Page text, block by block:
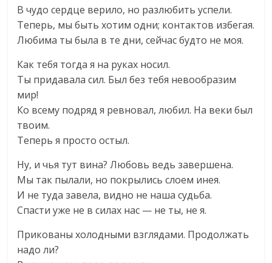
В чудо сердце верило, но разлюбить успели.
Теперь, мы быть хотим одни; контактов избегая.
Любима ты была в те дни, сейчас будто не моя.
Как тебя тогда я на руках носил.
Ты придавала сил. Был без тебя невообразим
мир!
Ко всему подряд я ревновал, любил. На веки был
твоим.
Теперь я просто остыл.
Ну, и чья тут вина? Любовь ведь завершена.
Мы так пылали, но покрылись слоем инея.
И не туда завела, видно не наша судьба.
Спасти уже не в силах нас — не ты, не я.
Прикованы холодными взглядами. Продолжать
надо ли?